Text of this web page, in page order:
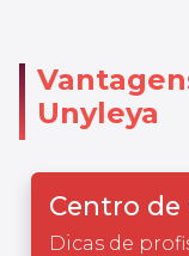
Unyleya
Centro de
Dicas de